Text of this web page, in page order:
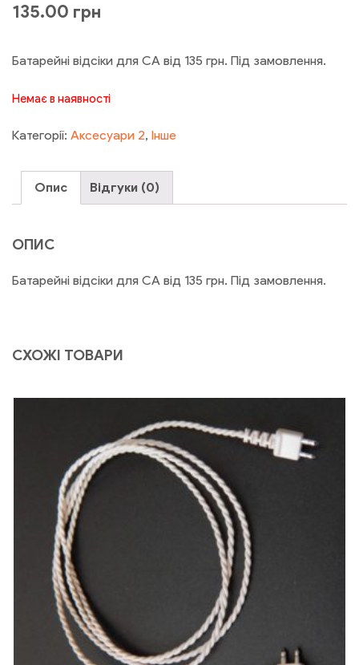
135.00 грн
Батарейні відсіки для СА від 135 грн. Під замовлення.
Немає в наявності
Категорії: Аксесуари 2, Інше
Опис Відгуки (0)
ОПИС
Батарейні відсіки для СА від 135 грн. Під замовлення.
СХОЖІ ТОВАРИ